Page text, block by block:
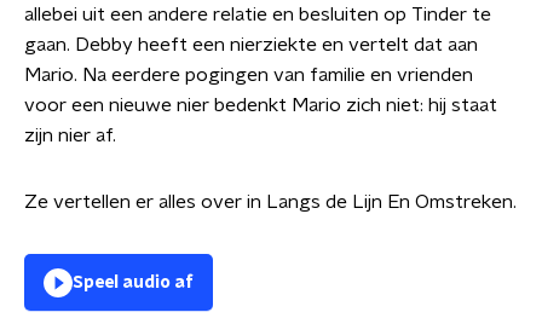
allebei uit een andere relatie en besluiten op Tinder te
gaan. Debby heeft een nierziekte en vertelt dat aan
Mario. Na eerdere pogingen van familie en vrienden
voor een nieuwe nier bedenkt Mario zich niet: hij staat
zijn nier af.
Ze vertellen er alles over in Langs de Lijn En Omstreken.
Speel audio af